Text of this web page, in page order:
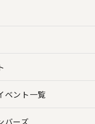
・斎場一覧
斎場一覧
ベント一覧
バーズ